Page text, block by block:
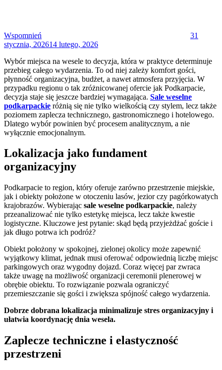
Wspomnień
31
stycznia, 202614 lutego, 2026
Wybór miejsca na wesele to decyzja, która w praktyce determinuje
przebieg całego wydarzenia. To od niej zależy komfort gości,
płynność organizacyjna, budżet, a nawet atmosfera przyjęcia. W
przypadku regionu o tak zróżnicowanej ofercie jak Podkarpacie,
decyzja staje się jeszcze bardziej wymagająca. Sale weselne
podkarpackie różnią się nie tylko wielkością czy stylem, lecz także
poziomem zaplecza technicznego, gastronomicznego i hotelowego.
Dlatego wybór powinien być procesem analitycznym, a nie
wyłącznie emocjonalnym.
Lokalizacja jako fundament
organizacyjny
Podkarpacie to region, który oferuje zarówno przestrzenie miejskie,
jak i obiekty położone w otoczeniu lasów, jezior czy pagórkowatych
krajobrazów. Wybierając sale weselne podkarpackie, należy
przeanalizować nie tylko estetykę miejsca, lecz także kwestie
logistyczne. Kluczowe jest pytanie: skąd będą przyjeżdżać goście i
jak długo potrwa ich podróż?
Obiekt położony w spokojnej, zielonej okolicy może zapewnić
wyjątkowy klimat, jednak musi oferować odpowiednią liczbę miejsc
parkingowych oraz wygodny dojazd. Coraz więcej par zwraca
także uwagę na możliwość organizacji ceremonii plenerowej w
obrębie obiektu. To rozwiązanie pozwala ograniczyć
przemieszczanie się gości i zwiększa spójność całego wydarzenia.
Dobrze dobrana lokalizacja minimalizuje stres organizacyjny i
ułatwia koordynację dnia wesela.
Zaplecze techniczne i elastyczność
przestrzeni